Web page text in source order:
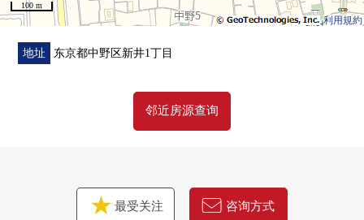
・智能浴缸系统、浴室暖气烘干机
[其他]
・温水式地板暖气(客餐厅部分)时间换气.24系统
▼翻新内容(2026年6月实施)
・Mybasket中野5丁目商店…约120m(步行2分钟)
・西友中野店…约300m(步行4分钟)
利用規約
100 m
地址 东京都中野区新井1丁目
邻近房源查询
最受关注 咨询方式